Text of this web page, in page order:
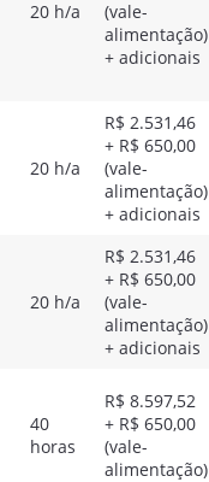
20 h/a
(vale-
alimentação)
+ adicionais
20 h/a
R$ 2.531,46
+ R$ 650,00
(vale-
alimentação)
+ adicionais
20 h/a
R$ 2.531,46
+ R$ 650,00
(vale-
alimentação)
+ adicionais
40
horas
R$ 8.597,52
+ R$ 650,00
(vale-
alimentação)